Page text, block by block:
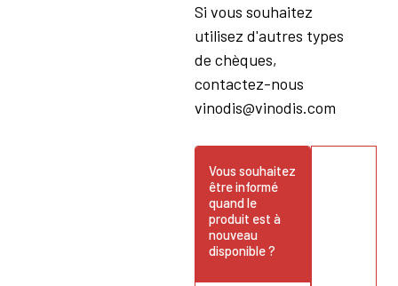
Si vous souhaitez
utilisez d'autres types
de chèques,
contactez-nous
vinodis@vinodis.com
Vous souhaitez
être informé
quand le
produit est à
nouveau
disponible ?